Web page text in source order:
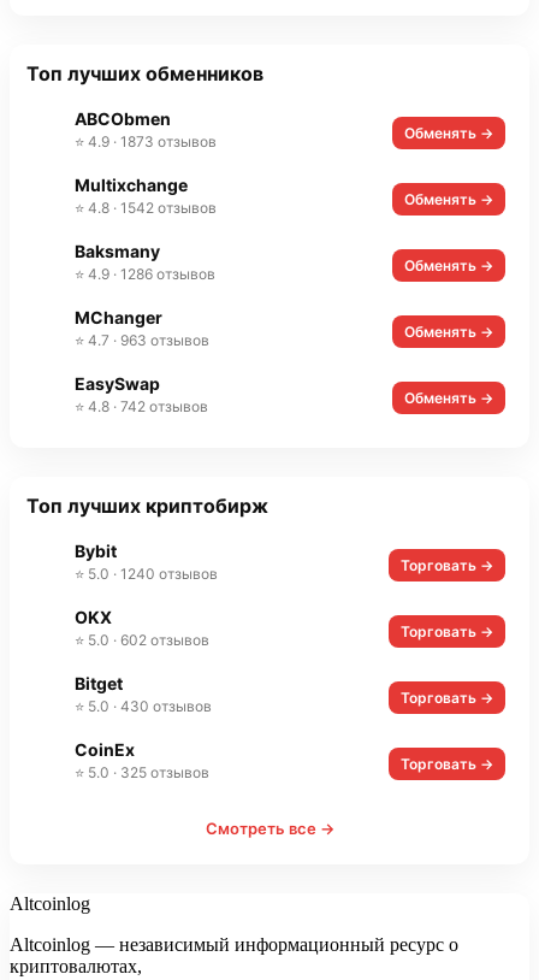
Топ лучших обменников
ABCObmen
⭐ 4.9 · 1873 отзывов Обменять →
Multixchange
⭐ 4.8 · 1542 отзывов Обменять →
Baksmany
⭐ 4.9 · 1286 отзывов Обменять →
MChanger
⭐ 4.7 · 963 отзывов Обменять →
EasySwap
⭐ 4.8 · 742 отзывов Обменять →
Топ лучших криптобирж
Bybit
⭐ 5.0 · 1240 отзывов Торговать →
OKX
⭐ 5.0 · 602 отзывов Торговать →
Bitget
⭐ 5.0 · 430 отзывов Торговать →
CoinEx
⭐ 5.0 · 325 отзывов Торговать →
Смотреть все →
Altcoinlog
Altcoinlog — независимый информационный ресурс о
криптовалютах,